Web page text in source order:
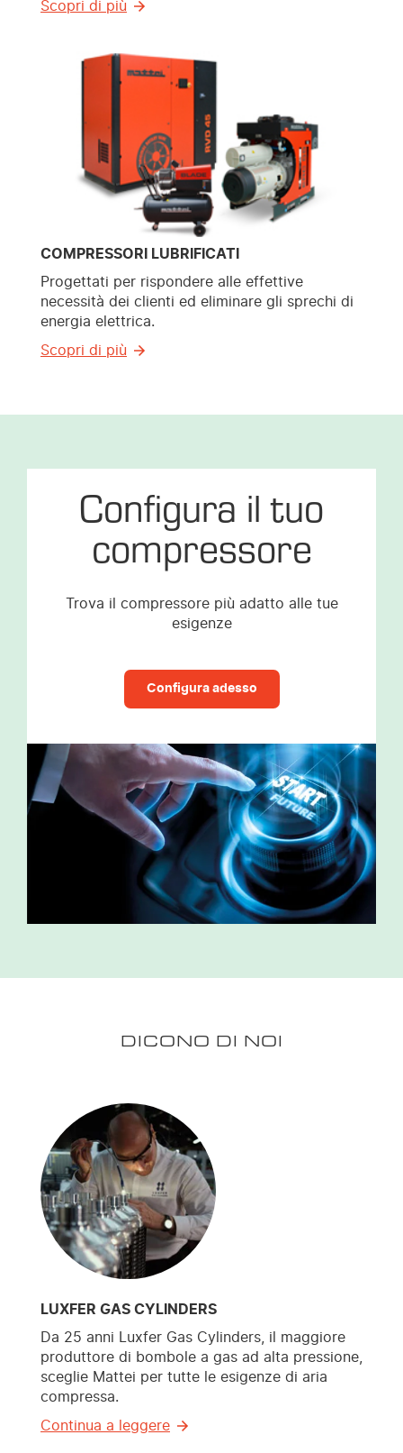
Scopri di più
COMPRESSORI LUBRIFICATI
Progettati per rispondere alle effettive
necessità dei clienti ed eliminare gli sprechi di
energia elettrica.
Scopri di più
Configura il tuo
compressore
Trova il compressore più adatto alle tue
esigenze
Configura adesso
DICONO DI NOI
LUXFER GAS CYLINDERS
Da 25 anni Luxfer Gas Cylinders, il maggiore
produttore di bombole a gas ad alta pressione,
sceglie Mattei per tutte le esigenze di aria
compressa.
Continua a leggere